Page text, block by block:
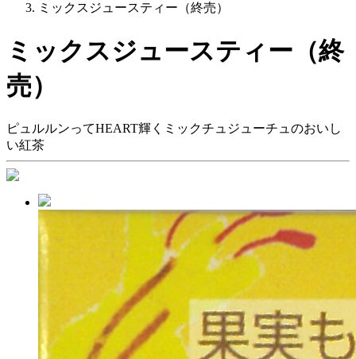
ミックスジュースティー（終売）
ミックスジュースティー（終
売）
ピュルルンってHEART輝くミックチュジューチュのおいし
い紅茶